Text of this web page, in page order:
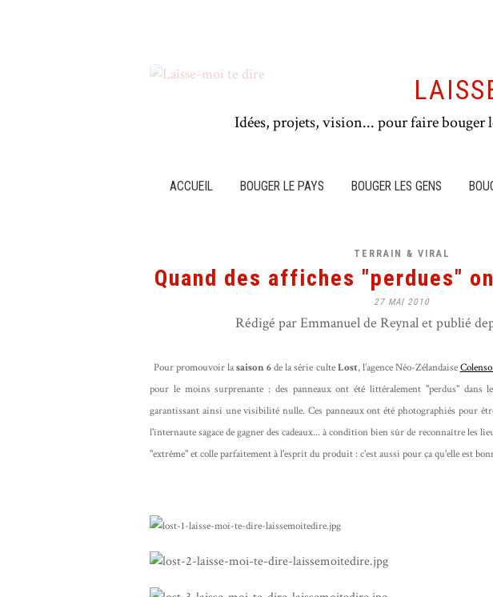
Idées, projets, vision... pour faire bouger
ACCUEIL BOUGER LE PAYS BOUGER LES GENS
TERRAIN & VIRAL
Quand des affiches "perdues"
27 MAI 2010
Rédigé par Emmanuel de Reynal et publié
Pour promouvoir lasaison 6de la série culteLost, l’agence Néo-Zélandaise
pour le moins surprenante : des panneaux ont été littéralement "perdus" dans
garantissant ainsi une visibilité nulle. Ces panneaux ont été photographiés pour
l'internaute sagace de gagner des cadeaux... à condition bien sûr de reconnaître les
"extrême" et colle parfaitement à l'esprit du produit : c'est aussi pour ça qu'elle est